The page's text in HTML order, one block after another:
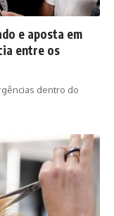
e aposta em
entre os
dentro do